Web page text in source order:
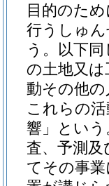
目的のた
行うしゅ
う。以下同
の土地又
動その他
これらの
響」という
査、予測
てその事